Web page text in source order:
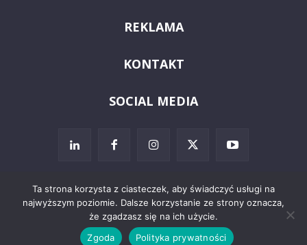
REKLAMA
KONTAKT
SOCIAL MEDIA
Reklama Zastrzeżenia prawne
Ta strona korzysta z ciasteczek, aby świadczyć usługi na
najwyższym poziomie. Dalsze korzystanie ze strony oznacza,
że zgadzasz się na ich użycie.
Zgoda
Polityka prywatności